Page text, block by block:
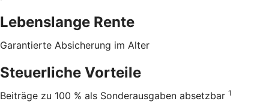
Lebenslange Rente
Garantierte Absicherung im Alter
Steuerliche Vorteile
Beiträge zu 100 % als Sonderausgaben absetzbar 1